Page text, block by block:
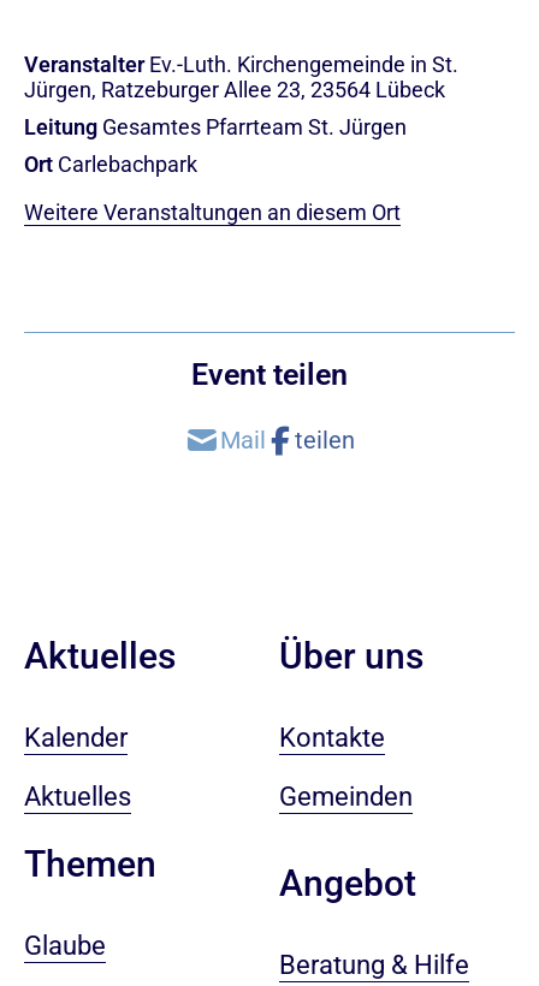
Veranstalter Ev.-Luth. Kirchengemeinde in St.
Jürgen, Ratzeburger Allee 23, 23564 Lübeck
Leitung Gesamtes Pfarrteam St. Jürgen
Ort Carlebachpark
Weitere Veranstaltungen an diesem Ort
Event teilen
Aktuelles
Kalender
Aktuelles
Themen
Glaube
Über uns
Kontakte
Gemeinden
Angebot
Beratung & Hilfe